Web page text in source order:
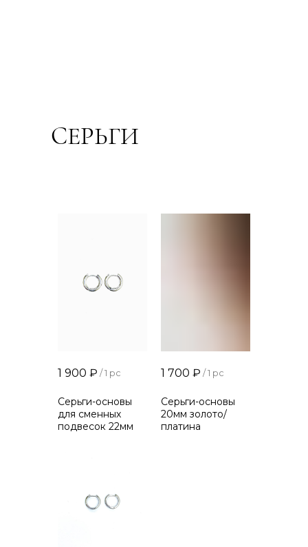
СЕРЬГИ
1 900 ₽ / 1 pc
Серьги-основы
для сменных
подвесок 22мм
1 700 ₽ / 1 pc
Серьги-основы
20мм золото/
платина